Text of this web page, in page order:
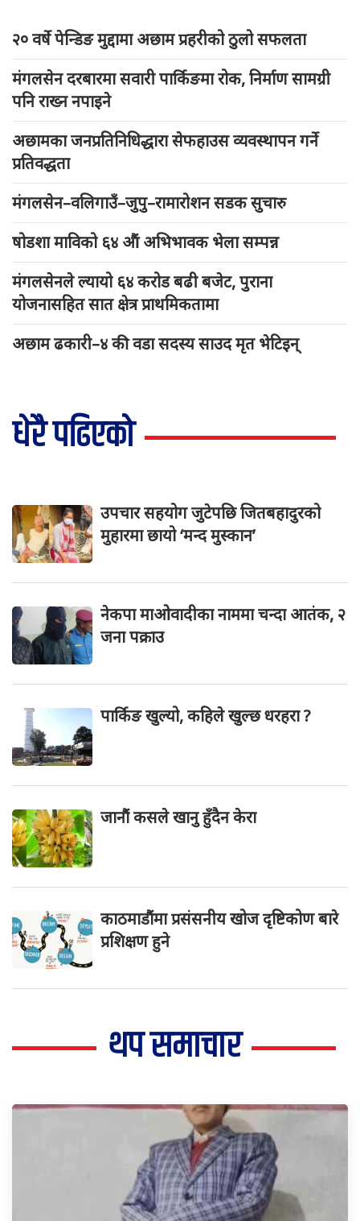
२० वर्षे पेन्डिङ मुद्दामा अछाम प्रहरीको ठुलो सफलता
मंगलसेन दरबारमा सवारी पार्किङमा रोक, निर्माण सामग्री
पनि राख्न नपाइने
अछामका जनप्रतिनिधिद्धारा सेफहाउस व्यवस्थापन गर्ने
प्रतिवद्धता
मंगलसेन–वलिगाउँ–जुपु–रामारोशन सडक सुचारु
षोडशा माविको ६४ औं अभिभावक भेला सम्पन्न
मंगलसेनले ल्यायो ६४ करोड बढी बजेट, पुराना
योजनासहित सात क्षेत्र प्राथमिकतामा
अछाम ढकारी–४ की वडा सदस्य साउद मृत भेटिइन्
धेरै पढिएको
उपचार सहयोग जुटेपछि जितबहादुरको
मुहारमा छायो ‘मन्द मुस्कान’
नेकपा माओवादीका नाममा चन्दा आतंक, २
जना पक्राउ
पार्किङ खुल्यो, कहिले खुल्छ धरहरा ?
जानौं कसले खानु हुँदैन केरा
काठमाडौंमा प्रसंसनीय खोज दृष्टिकोण बारे
प्रशिक्षण हुने
थप समाचार